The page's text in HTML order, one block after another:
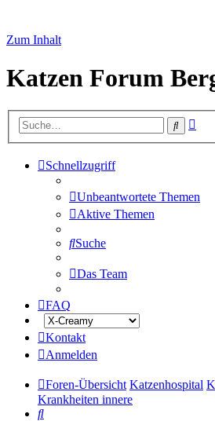
Zum Inhalt
Katzen Forum
Suche
Schnellzugriff
Unbeantwortete Themen
Aktive Themen
Suche
Das Team
FAQ
Kontakt
Anmelden
Foren-Übersicht Katzenhospital
Krankheiten innere
Suche